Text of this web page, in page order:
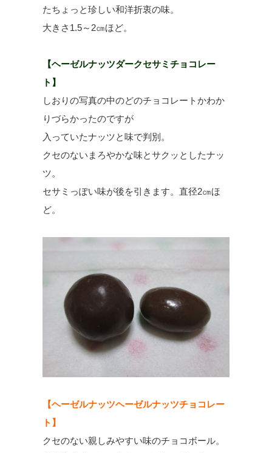
たちょっと珍しい和洋折衷の味。
大きさ1.5～2㎝ほど。
【ヘーゼルナッツダークセサミチョコレー
ト】
しおりの写真の中のどのチョコレートかわか
りづらかったのですが
入っていたナッツと味で判別。
クセのないまろやかな味とサクッとしたナッ
ツ。
セサミっぽい味が後を引きます。直径2㎝ほ
ど。
【ヘーゼルナッツヘーゼルナッツチョコレー
ト】
クセのない親しみやすい味のチョコボール。